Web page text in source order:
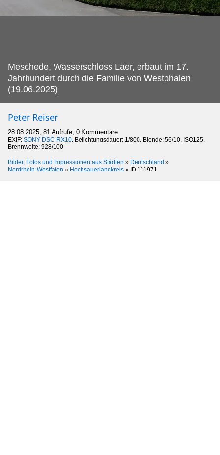
Meschede, Wasserschloss Laer, erbaut im 17.
Jahrhundert durch die Familie von Westphalen
(19.06.2025)
Peter Reiser
28.08.2025, 81 Aufrufe, 0 Kommentare
EXIF: SONY DSC-RX10, Belichtungsdauer: 1/800, Blende: 56/10, ISO125,
Brennweite: 928/100
Bilder, Fotos und Impressionen aus Städten » Deutschland »
Nordrhein-Westfalen » Hochsauerlandkreis » ID 111971